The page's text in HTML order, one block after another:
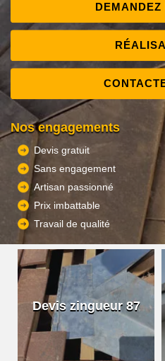
DEMANDEZ
Nos engagements
Devis gratuit
Sans engagement
Artisan passionné
Prix imbattable
Travail de qualité
Devis zingueur 87